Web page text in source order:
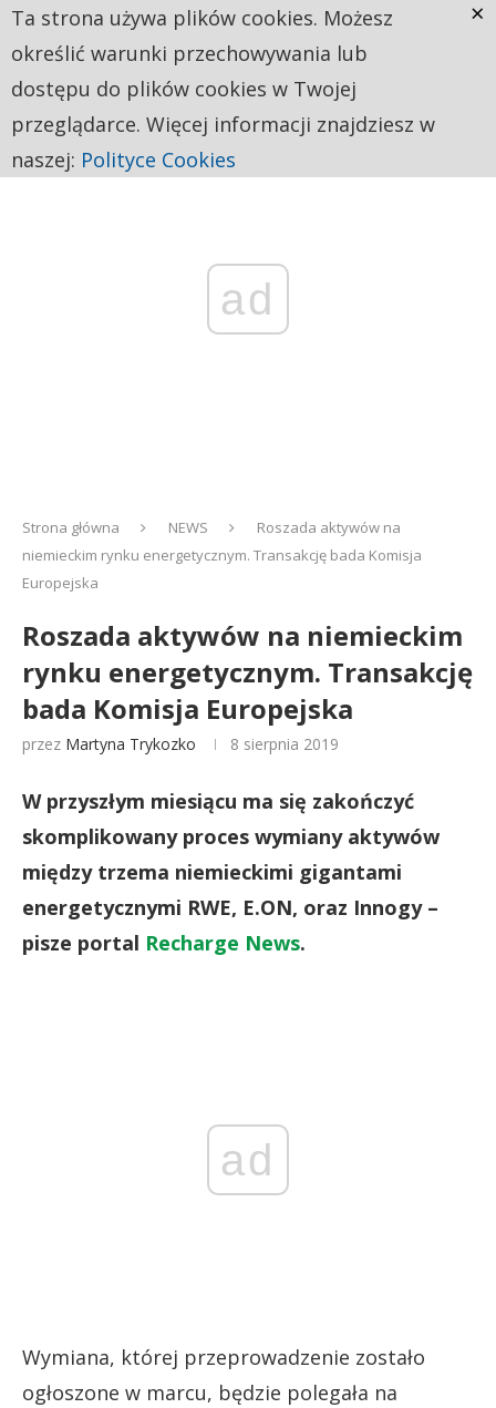
ad
Strona główna NEWS
Roszada aktywów na
niemieckim rynku energetycznym. Transakcję bada Komisja
Europejska
Roszada aktywów na niemieckim
rynku energetycznym. Transakcję
bada Komisja Europejska
przez Martyna Trykozko 8 sierpnia 2019
W przyszłym miesiącu ma się zakończyć
skomplikowany proces wymiany aktywów
między trzema niemieckimi gigantami
energetycznymi RWE, E.ON, oraz Innogy –
pisze portal Recharge News.
ad
Wymiana, której przeprowadzenie zostało
ogłoszone w marcu, będzie polegała na
Ta strona używa plików cookies. Możesz
określić warunki przechowywania lub
dostępu do plików cookies w Twojej
przeglądarce. Więcej informacji znajdziesz w
naszej: Polityce Cookies
×